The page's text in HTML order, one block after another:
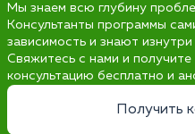
Мы знаем всю глубину
Консультанты программы
зависимость и знают
Свяжитесь с нами и
консультацию бесплатно и
Получить